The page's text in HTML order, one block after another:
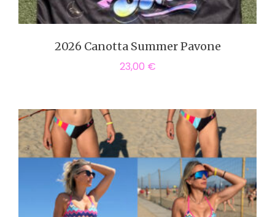
2026 Canotta Summer Pavone
23,00 €